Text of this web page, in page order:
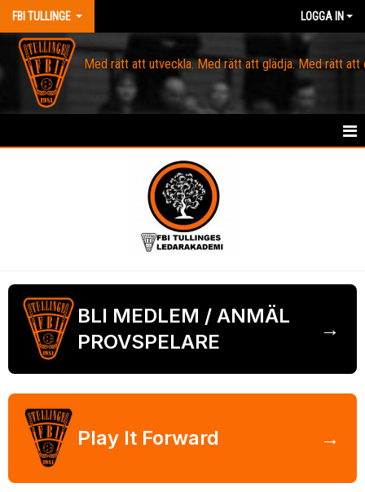
FBI TULLINGE LOGGA IN
Med rätt att utveckla. Med rätt att glädja. Med rätt att
KANSLI
KALENDER
FRITIDSKORTET
NYHETER
BLI MEDLEM / ANMÄL
PROVSPELARE
→
Play It Forward →